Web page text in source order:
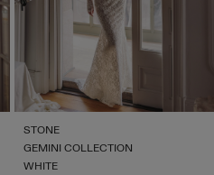
STONE
GEMINI COLLECTION
WHITE